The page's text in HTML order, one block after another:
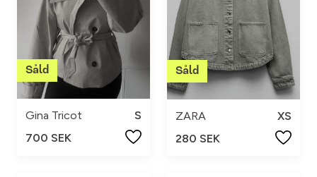
Gina Tricot
S
700 SEK
ZARA
XS
280 SEK